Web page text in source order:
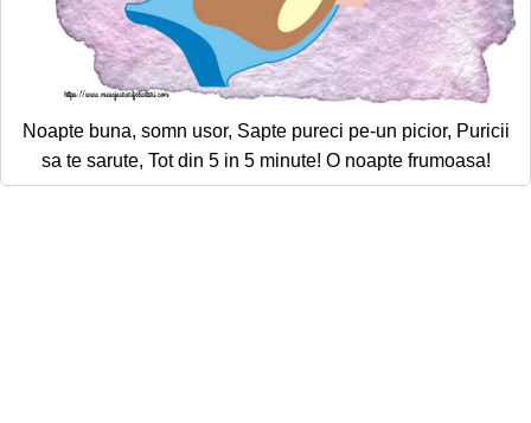
Noapte buna, somn usor, Sapte pureci pe-un picior, Puricii
sa te sarute, Tot din 5 in 5 minute! O noapte frumoasa!